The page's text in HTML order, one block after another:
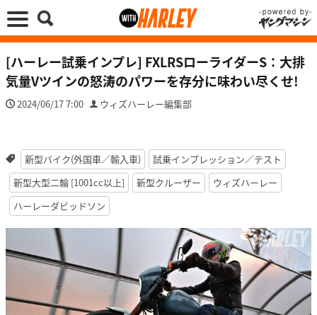
[ハーレー試乗インプレ] FXLRSローライダーS：大排
気量Vツインの怒涛のパワーを存分に味わい尽くせ!
2024/06/17 7:00 ウィズハーレー編集部
新型バイク(外国車／輸入車)
試乗インプレッション／テスト
新型大型二輪 [1001cc以上]
新型クルーザー
ウィズハーレー
ハーレーダビッドソン